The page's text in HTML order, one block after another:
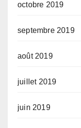
octobre 2019
septembre 2019
août 2019
juillet 2019
juin 2019